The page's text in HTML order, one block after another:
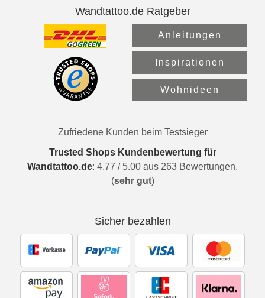
Wandtattoo.de Ratgeber
Anleitungen
Inspirationen
Wohnideen
Zufriedene Kunden beim Testsieger
Trusted Shops Kundenbewertung für
Wandtattoo.de: 4.77 / 5.00 aus 263 Bewertungen.
(sehr gut)
Sicher bezahlen